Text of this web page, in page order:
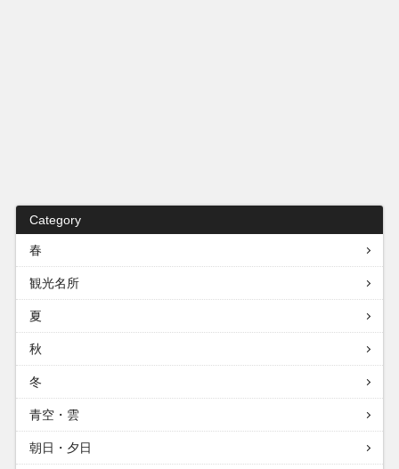
Category
春
観光名所
夏
秋
冬
青空・雲
朝日・夕日